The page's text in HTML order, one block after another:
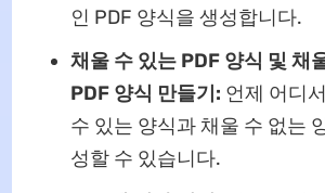
인 PDF 양식을 생성합니다.
채울 수 있는 PDF 양식 및 채
PDF 양식 만들기: 언제 어디
수 있는 양식과 채울 수 없는
성할 수 있습니다.